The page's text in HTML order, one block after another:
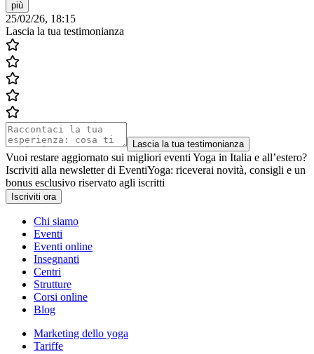
più
25/02/26, 18:15
Lascia la tua testimonianza
Lascia la tua testimonianza
Vuoi restare aggiornato sui migliori eventi Yoga in Italia e all’estero?
Iscriviti alla newsletter di EventiYoga: riceverai novità, consigli e un
bonus esclusivo riservato agli iscritti
Iscriviti ora
Chi siamo
Eventi
Eventi online
Insegnanti
Centri
Strutture
Corsi online
Blog
Marketing dello yoga
Tariffe